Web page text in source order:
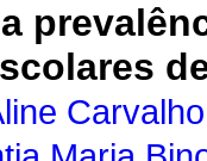
Carvalho